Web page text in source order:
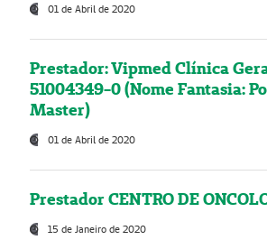
01 de Abril de 2020
Prestador: Vipmed Clínica
51004349-0 (Nome Fantasia:
Master)
01 de Abril de 2020
Prestador CENTRO DE
15 de Janeiro de 2020